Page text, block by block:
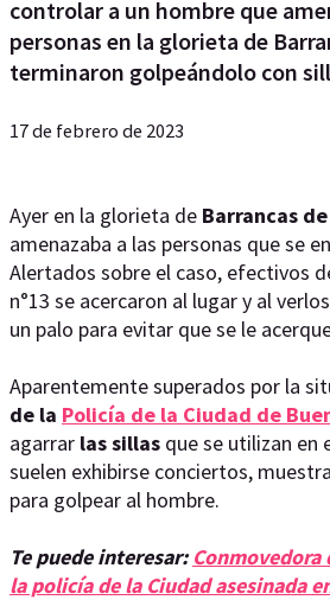
controlar a un hombre que
personas en la glorieta de
terminaron golpeándolo con
17 de febrero de 2023
Ayer en la glorieta de Barrancas
amenazaba a las personas que se
Alertados sobre el caso, efectivos
n°13 se acercaron al lugar y al
un palo para evitar que se le
Aparentemente superados por la
de la Policía de la Ciudad de
agarrar las sillas que se utilizan en
suelen exhibirse conciertos,
para golpear al hombre.
Te puede interesar:Conmovedora
la policía de la Ciudad asesinada